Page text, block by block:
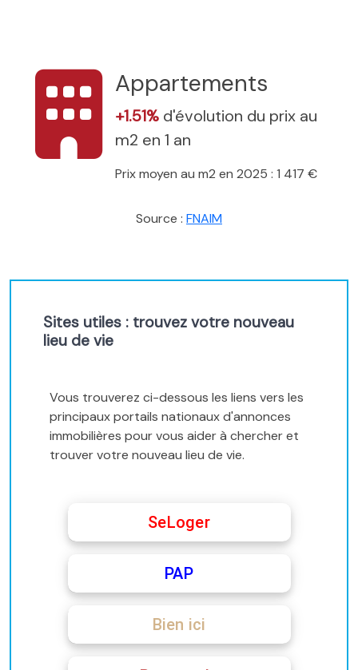
Appartements
+1.51% d'évolution du prix au
m2 en 1 an
Prix moyen au m2 en 2025 : 1 417 €
Source : FNAIM
Sites utiles : trouvez votre nouveau
lieu de vie
Vous trouverez ci-dessous les liens vers les
principaux portails nationaux d'annonces
immobilières pour vous aider à chercher et
trouver votre nouveau lieu de vie.
SeLoger
PAP
Bien ici